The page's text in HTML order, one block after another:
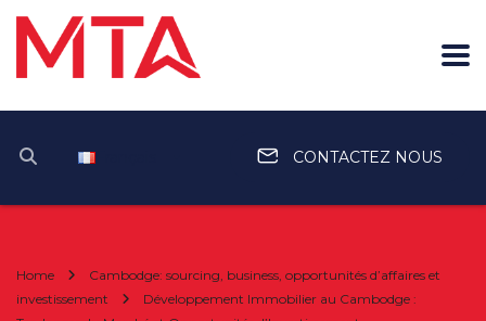
Français CONTACTEZ NOUS
Home
Cambodge: sourcing, business, opportunités d’affaires et
investissement
Développement Immobilier au Cambodge :